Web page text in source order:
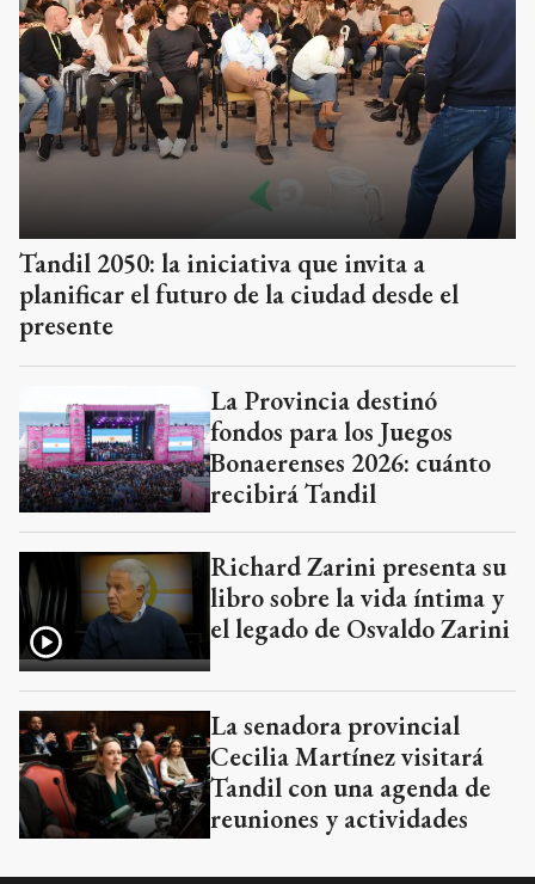
Tandil 2050: la iniciativa que invita a
planificar el futuro de la ciudad desde el
presente
La Provincia destinó
fondos para los Juegos
Bonaerenses 2026: cuánto
recibirá Tandil
Richard Zarini presenta su
libro sobre la vida íntima y
el legado de Osvaldo Zarini
La senadora provincial
Cecilia Martínez visitará
Tandil con una agenda de
reuniones y actividades